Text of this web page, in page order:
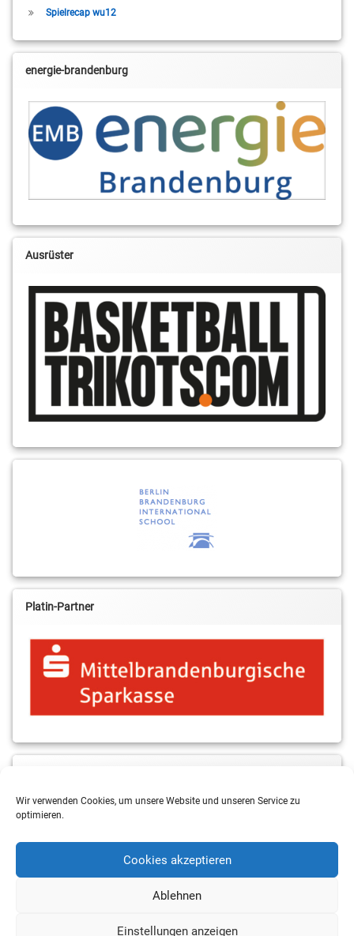
Wir verwenden Cookies, um unsere Website und unseren Service zu
optimieren.
Cookies akzeptieren
Ablehnen
Einstellungen anzeigen
Spielrecap wu12
energie-brandenburg
Ausrüster
Platin-Partner